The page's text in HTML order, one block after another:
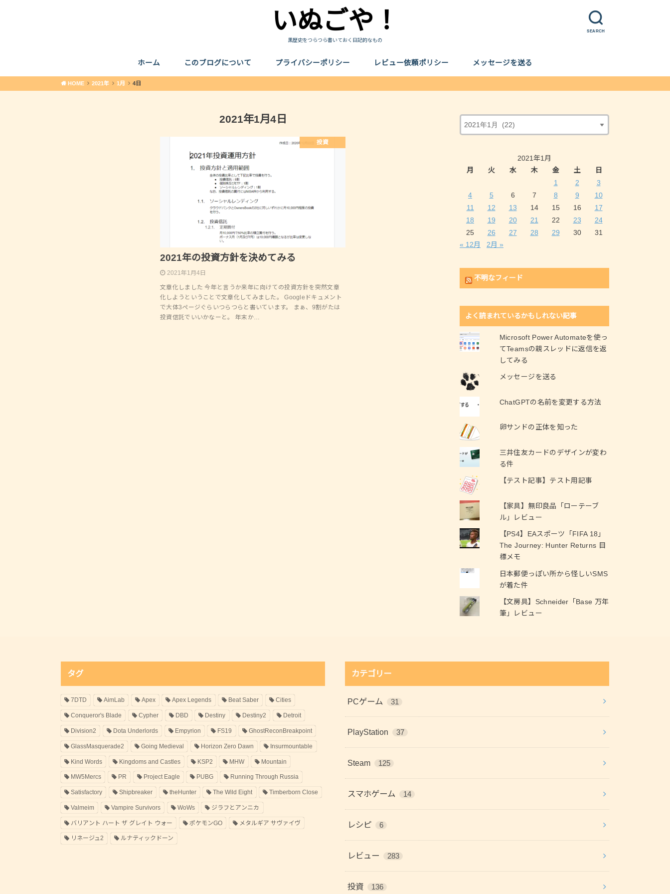
SEARCH
いぬごや！
黒歴史をつらつら書いておく日記的なもの
ホーム このブログについて プライバシーポリシー レビュー依頼ポリシー メッセージを送る
HOME 2021年 1月 4日
2021年1月4日
投資
2021年の投資方針を決めてみる
2021年1月4日
文章化しました 今年と言うか来年に向けての投資方針を突然文章
化しようということで文章化してみました。 Googleドキュメント
で大体3ページぐらいつらつらと書いています。 まぁ、9割がたは
投資信託でいいかなーと。 年末か…
2021年1月
月
火 水 木 金 土
日
1
2
3
4
5 6 7 8 9
10
11
12 13 14 15 16
17
18
19 20 21 22 23
24
25
26 27 28 29 30
31
« 12月
2月 »
不明なフィード
よく読まれているかもしれない記事
Microsoft Power Automateを使っ
てTeamsの親スレッドに返信を返
してみる
メッセージを送る
ChatGPTの名前を変更する方法
卵サンドの正体を知った
三井住友カードのデザインが変わ
る件
【テスト記事】テスト用記事
【家具】無印良品「ローテーブ
ル」レビュー
【PS4】EAスポーツ「FIFA 18」
The Journey: Hunter Returns 目
標メモ
日本郵便っぽい所から怪しいSMS
が着た件
【文房具】Schneider「Base 万年
筆」レビュー
タグ
7DTD AimLab Apex Apex Legends Beat Saber Cities
Conqueror's Blade Cypher DBD Destiny Destiny2 Detroit
Division2 Dota Underlords Empyrion FS19 GhostReconBreakpoint
GlassMasquerade2 Going Medieval Horizon Zero Dawn Insurmountable
Kind Words Kingdoms and Castles KSP2 MHW Mountain
MW5Mercs PR Project Eagle PUBG Running Through Russia
Satisfactory Shipbreaker theHunter The Wild Eight Timberborn Close
Valmeim Vampire Survivors WoWs ジラフとアンニカ
バリアント ハート ザ グレイト ウォー ポケモンGO メタルギア サヴァイヴ
リネージュ2 ルナティックドーン
カテゴリー
PCゲーム 31
PlayStation 37
Steam 125
スマホゲーム 14
レシピ 6
レビュー 283
投資 136